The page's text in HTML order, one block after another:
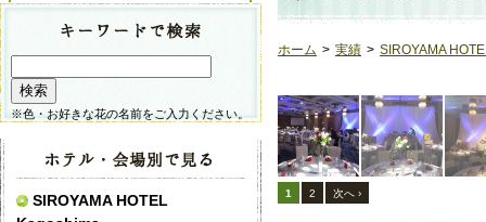
ホーム > 実績 > SIROYAMA
1 2 次へ ›
※色・お好きな花の名前をご入力ください。
SIROYAMA HOTEL